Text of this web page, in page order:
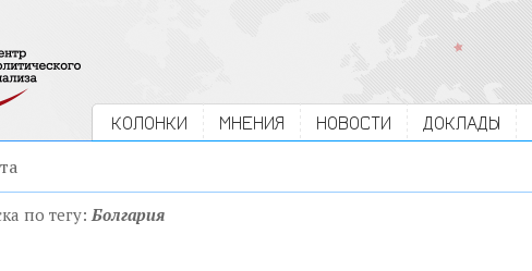
КОЛОНКИ МНЕНИЯ НОВОСТИ ДОКЛАДЫ
по тегу:Болгария